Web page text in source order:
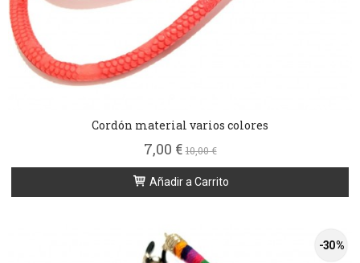
Cordón material varios colores
7,00 €10,00 €
Añadir a Carrito
-30 %